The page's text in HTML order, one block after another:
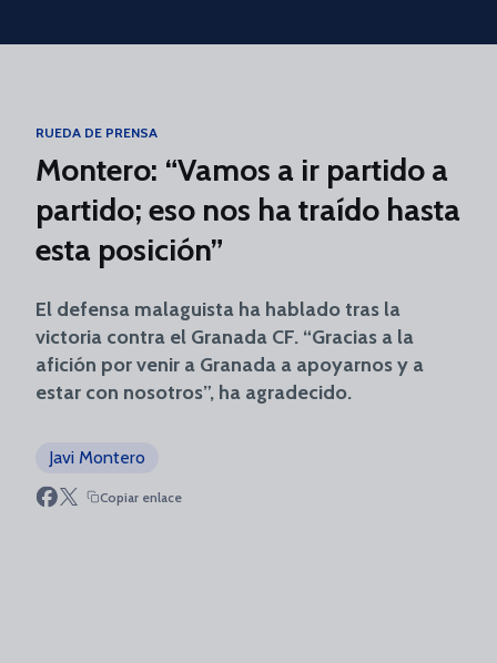
Skip to main content
RUEDA DE PRENSA
Montero: “Vamos a ir partido a
partido; eso nos ha traído hasta
esta posición”
El defensa malaguista ha hablado tras la
victoria contra el Granada CF. “Gracias a la
afición por venir a Granada a apoyarnos y a
estar con nosotros”, ha agradecido.
Javi Montero
Copiar enlace